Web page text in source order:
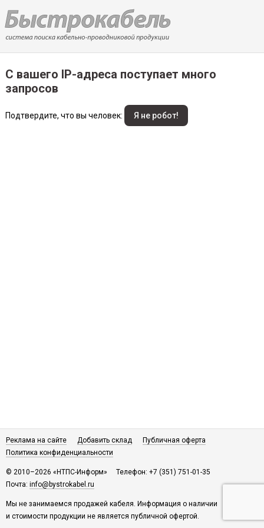
С вашего IP-адреса поступает много
запросов
Подтвердите, что вы человек:
Реклама на сайте Добавить склад
Публичная оферта
Политика конфиденциальности
© 2010–2026 «НТПС-Информ»
Телефон: +7 (351) 751-01-35
Почта: info@bystrokabel.ru
Мы не занимаемся продажей кабеля. Информация о наличии
и стоимости продукции не является публичной офертой.